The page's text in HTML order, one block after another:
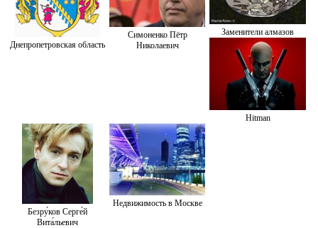
Днепропетровская область
Симоненко Пётр
Николаевич
Заменители алмазов
Hitman
Безру́ков Серге́й
Вита́льевич
Недвижимость в Москве